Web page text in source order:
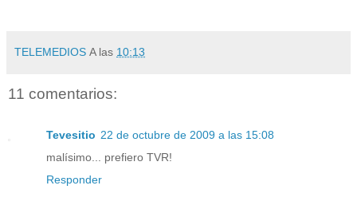
TELEMEDIOS A las 10:13
11 comentarios:
Tevesitio 22 de octubre de 2009 a las 15:08
malísimo... prefiero TVR!
Responder